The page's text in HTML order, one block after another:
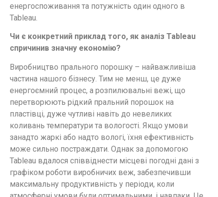
енергоспоживання та потужність один одного в
Tableau.
Чи є конкретний приклад того, як аналіз Tableau
спричинив значну економію?
Виробництво прального порошку – найважливіша
частина нашого бізнесу. Тим не менш, це дуже
енергоємний процес, а розпилювальні вежі, що
перетворюють рідкий пральний порошок на
пластівці, дуже чутливі навіть до невеликих
коливань температури та вологості. Якщо умови
занадто жаркі або надто вологі, їхня ефективність
може сильно постраждати. Однак за допомогою
Tableau вдалося співвіднести місцеві погодні дані з
графіком роботи виробничих веж, забезпечивши
максимальну продуктивність у періоди, коли